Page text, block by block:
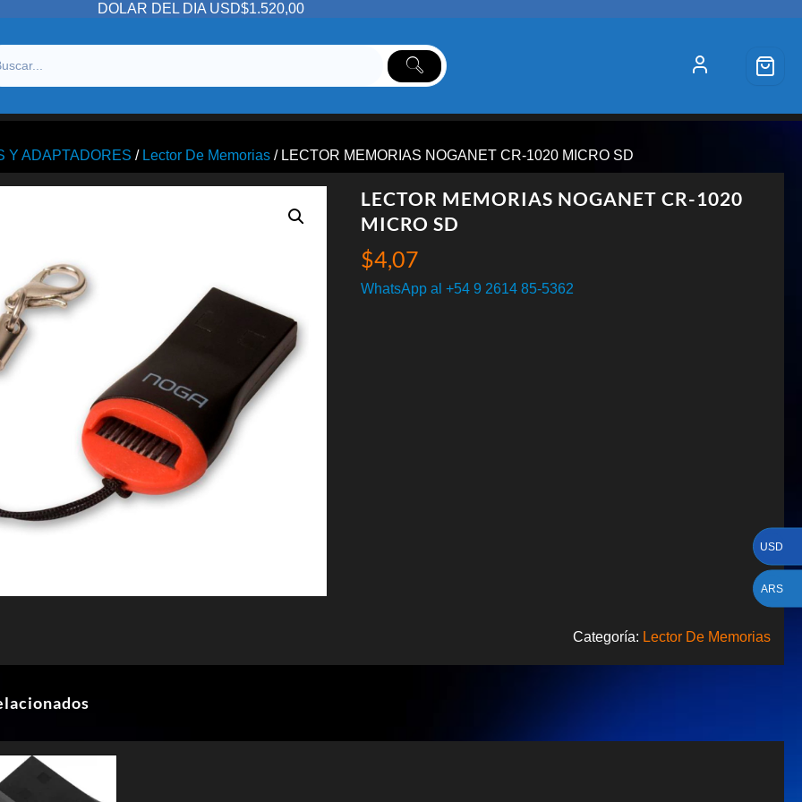
DOLAR DEL DIA USD$1.520,00
Y ADAPTADORES / Lector De Memorias / LECTOR MEMORIAS NOGANET CR-1020 MICRO SD
LECTOR MEMORIAS NOGANET CR-1020
MICRO SD
$4,07
WhatsApp al +54 9 2614 85-5362
Categoría: Lector De Memorias
USD
ARS